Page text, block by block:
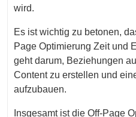
wird.
Es ist wichtig zu betonen,
Page Optimierung Zeit und
geht darum, Beziehungen
Content zu erstellen und
aufzubauen.
Insgesamt ist die Off-Page